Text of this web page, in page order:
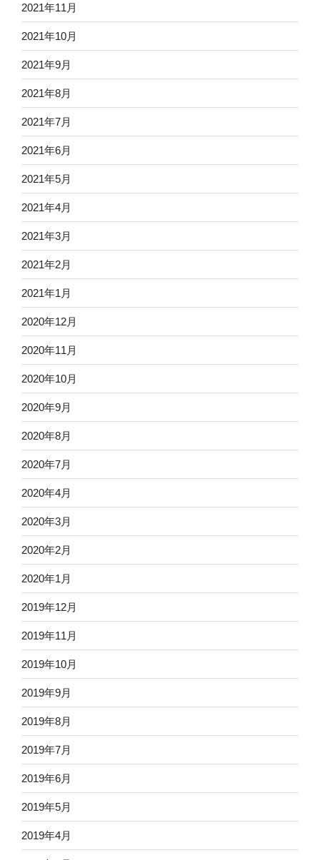
2021年11月
2021年10月
2021年9月
2021年8月
2021年7月
2021年6月
2021年5月
2021年4月
2021年3月
2021年2月
2021年1月
2020年12月
2020年11月
2020年10月
2020年9月
2020年8月
2020年7月
2020年4月
2020年3月
2020年2月
2020年1月
2019年12月
2019年11月
2019年10月
2019年9月
2019年8月
2019年7月
2019年6月
2019年5月
2019年4月